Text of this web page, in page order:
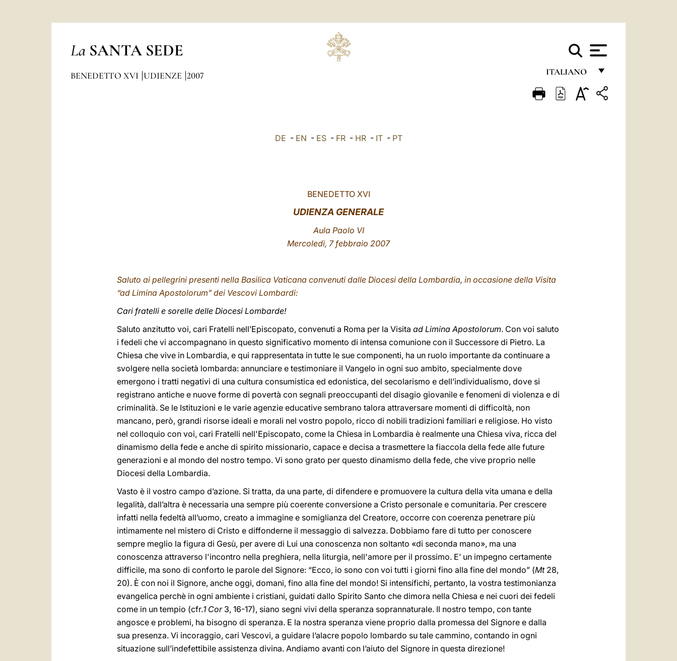
La SANTA SEDE
ITALIANO
FRANÇAIS
BENEDETTO XVI UDIENZE 2007
DE - EN - ES- FR- HR- IT- PT
BENEDETTO XVI
UDIENZA GENERALE
Aula Paolo VI
Mercoledì, 7 febbraio 2007
Saluto ai pellegrini presenti nella Basilica Vaticana convenuti dalle Diocesi della Lombardia, in occasione della Visita
“ad Limina Apostolorum” dei Vescovi Lombardi:
Cari fratelli e sorelle delle Diocesi Lombarde!
Saluto anzitutto voi, cari Fratelli nell’Episcopato, convenuti a Roma per la Visita ad Limina Apostolorum. Con voi saluto
i fedeli che vi accompagnano in questo significativo momento di intensa comunione con il Successore di Pietro. La
Chiesa che vive in Lombardia, e qui rappresentata in tutte le sue componenti, ha un ruolo importante da continuare a
svolgere nella società lombarda: annunciare e testimoniare il Vangelo in ogni suo ambito, specialmente dove
emergono i tratti negativi di una cultura consumistica ed edonistica, del secolarismo e dell’individualismo, dove si
registrano antiche e nuove forme di povertà con segnali preoccupanti del disagio giovanile e fenomeni di violenza e di
criminalità. Se le Istituzioni e le varie agenzie educative sembrano talora attraversare momenti di difficoltà, non
mancano, però, grandi risorse ideali e morali nel vostro popolo, ricco di nobili tradizioni familiari e religiose. Ho visto
nel colloquio con voi, cari Fratelli nell'Episcopato, come la Chiesa in Lombardia è realmente una Chiesa viva, ricca del
dinamismo della fede e anche di spirito missionario, capace e decisa a trasmettere la fiaccola della fede alle future
generazioni e al mondo del nostro tempo. Vi sono grato per questo dinamismo della fede, che vive proprio nelle
Diocesi della Lombardia.
Vasto è il vostro campo d’azione. Si tratta, da una parte, di difendere e promuovere la cultura della vita umana e della
legalità, dall’altra è necessaria una sempre più coerente conversione a Cristo personale e comunitaria. Per crescere
infatti nella fedeltà all’uomo, creato a immagine e somiglianza del Creatore, occorre con coerenza penetrare più
intimamente nel mistero di Cristo e diffonderne il messaggio di salvezza. Dobbiamo fare di tutto per conoscere
sempre meglio la figura di Gesù, per avere di Lui una conoscenza non soltanto «di seconda mano», ma una
conoscenza attraverso l'incontro nella preghiera, nella liturgia, nell'amore per il prossimo. E’ un impegno certamente
difficile, ma sono di conforto le parole del Signore: “Ecco, io sono con voi tutti i giorni fino alla fine del mondo” (Mt28,
20). È con noi il Signore, anche oggi, domani, fino alla fine del mondo! Si intensifichi, pertanto, la vostra testimonianza
evangelica perchè in ogni ambiente i cristiani, guidati dallo Spirito Santo che dimora nella Chiesa e nei cuori dei fedeli
come in un tempio (cfr.1 Cor3, 16-17), siano segni vivi della speranza soprannaturale. Il nostro tempo, con tante
angosce e problemi, ha bisogno di speranza. E la nostra speranza viene proprio dalla promessa del Signore e dalla
sua presenza. Vi incoraggio, cari Vescovi, a guidare l’alacre popolo lombardo su tale cammino, contando in ogni
situazione sull’indefettibile assistenza divina. Andiamo avanti con l’aiuto del Signore in questa direzione!